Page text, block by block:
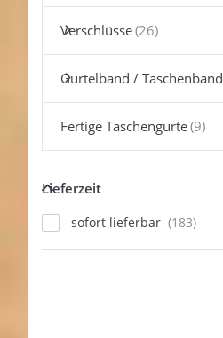
Verschlüsse
Gürtelband / Taschenband
Fertige Taschengurte
Lieferzeit
Lieferzeit
sofort lieferbar